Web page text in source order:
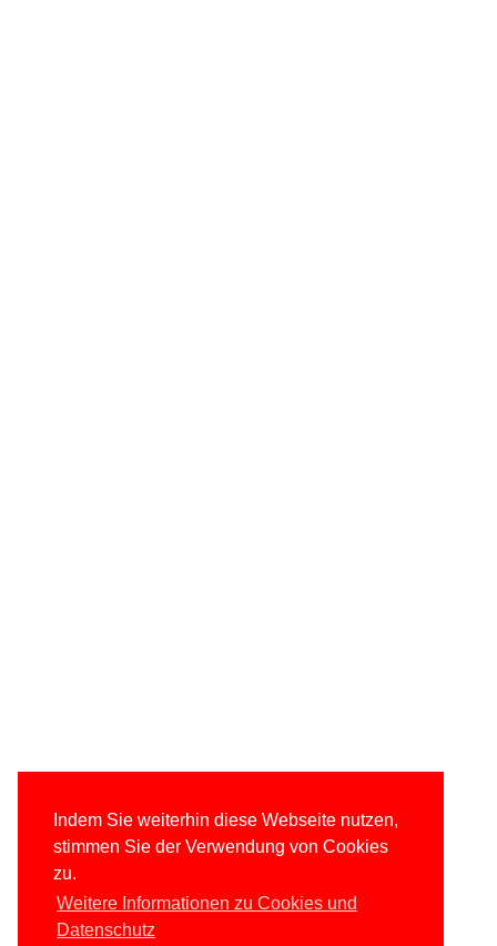
Indem Sie weiterhin diese Webseite nutzen,
stimmen Sie der Verwendung von Cookies
zu.
Weitere Informationen zu Cookies und
Datenschutz